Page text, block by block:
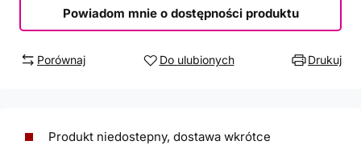
Powiadom mnie o dostępności produktu
Porównaj Do ulubionych Drukuj
Produkt niedostepny, dostawa wkrótce